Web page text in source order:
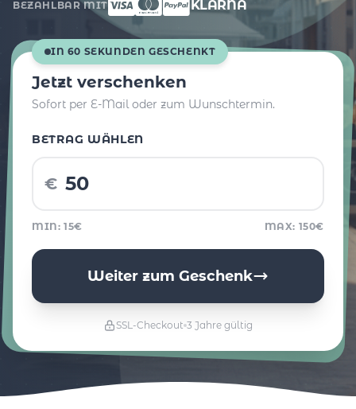
BEZAHLBAR MIT KLARNA
IN 60 SEKUNDEN GESCHENKT
Jetzt verschenken
Sofort per E-Mail oder zum Wunschtermin.
BETRAG WÄHLEN
€
MIN: 15€ MAX: 150€
Weiter zum Geschenk
SSL-Checkout 3 Jahre gültig